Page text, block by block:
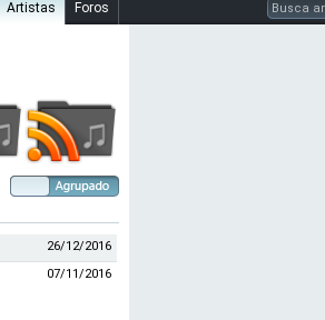
Artistas Foros
26/12/2016
07/11/2016